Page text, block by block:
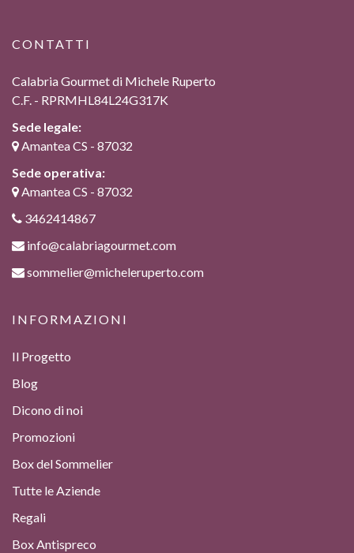
CONTATTI
Calabria Gourmet di Michele Ruperto
C.F. - RPRMHL84L24G317K
Sede legale:
Amantea CS - 87032
Sede operativa:
Amantea CS - 87032
3462414867
info@calabriagourmet.com
sommelier@micheleruperto.com
INFORMAZIONI
Il Progetto
Blog
Dicono di noi
Promozioni
Box del Sommelier
Tutte le Aziende
Regali
Box Antispreco